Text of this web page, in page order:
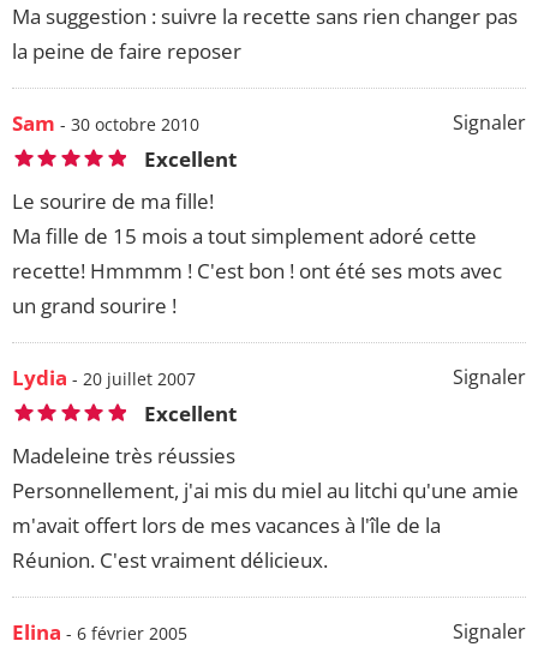
Ma suggestion : suivre la recette sans rien changer pas
la peine de faire reposer
Signaler
Sam - 30 octobre 2010
Excellent
Le sourire de ma fille!
Ma fille de 15 mois a tout simplement adoré cette
recette! Hmmmm ! C'est bon ! ont été ses mots avec
un grand sourire !
Signaler
Lydia - 20 juillet 2007
Excellent
Madeleine très réussies
Personnellement, j'ai mis du miel au litchi qu'une amie
m'avait offert lors de mes vacances à l'île de la
Réunion. C'est vraiment délicieux.
Signaler
Elina - 6 février 2005